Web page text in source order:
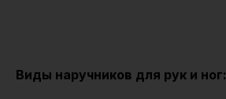
Виды наручников для рук и ног: